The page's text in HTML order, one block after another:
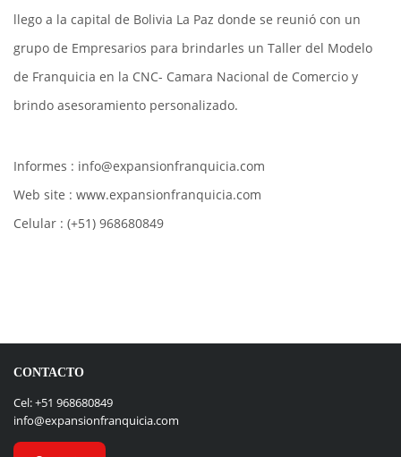
llego a la capital de Bolivia La Paz donde se reunió con un
grupo de Empresarios para brindarles un Taller del Modelo
de Franquicia en la CNC- Camara Nacional de Comercio y
brindo asesoramiento personalizado.
Informes : info@expansionfranquicia.com
Web site : www.expansionfranquicia.com
Celular : (+51) 968680849
CONTACTO
Cel: +51 968680849
info@expansionfranquicia.com